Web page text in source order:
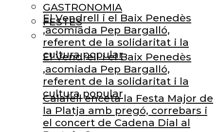
El Vendrell i el Baix Penedès
,acomiada Pep Bargalló,
referent de la solidaritat i la
cultura popular
Calafell enceta la Festa Major de
la Platja amb pregó, correbars i
el concert de Cadena Dial al
GASTRONOMIA
FESTES
El Vendrell i el Baix Penedès
,acomiada Pep Bargalló,
referent de la solidaritat i la
cultura popular